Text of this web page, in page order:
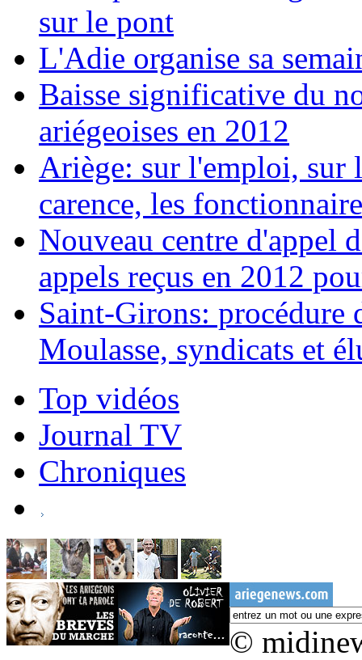
sur le pont
L'Adie organise sa
Baisse significative du
ariégeoises en 2012
Ariège: sur l'emploi, sur
carence, les
Nouveau centre d'appel
appels reçus en 2012
Saint-Girons: procédure
Moulasse, syndicats et
Top vidéos
Journal TV
Chroniques
©